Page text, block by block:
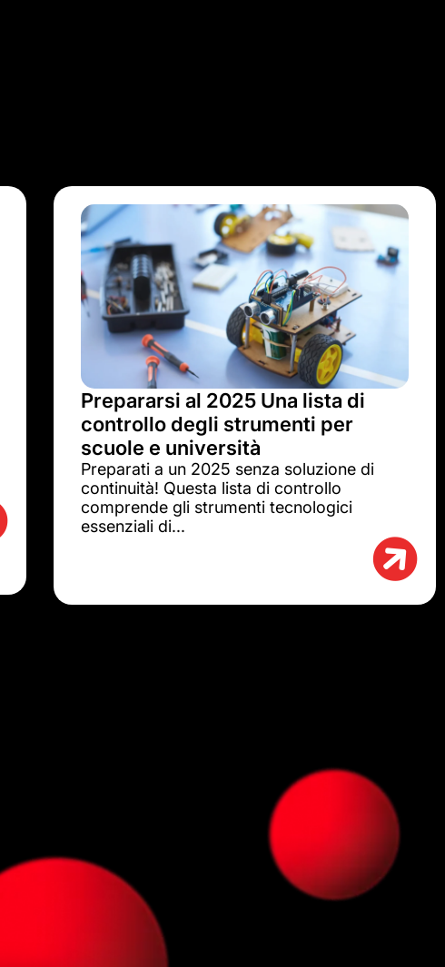
Prepararsi al 2025 Una lista di
controllo degli strumenti per
scuole e università
Preparati a un 2025 senza soluzione di
continuità! Questa lista di controllo
comprende gli strumenti tecnologici
essenziali di...